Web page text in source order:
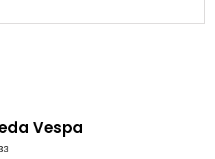
Vespa